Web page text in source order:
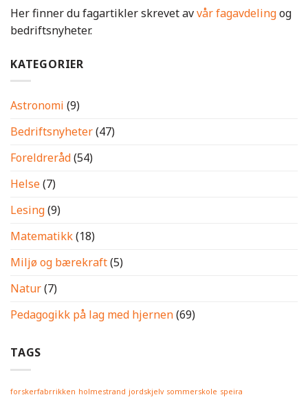
Her finner du fagartikler skrevet avvår fagavdelingog
bedriftsnyheter.
KATEGORIER
Astronomi (9)
Bedriftsnyheter(47)
Foreldreråd(54)
Helse(7)
Lesing(9)
Matematikk(18)
Miljø og bærekraft(5)
Natur(7)
Pedagogikk på lag med hjernen(69)
TAGS
forskerfabrrikken holmestrand jordskjelv sommerskole speira